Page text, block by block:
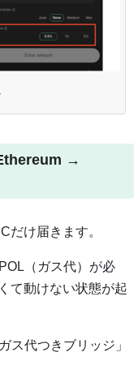
→
だけ届きます。
（ガス代）が必
て動けない状態が起
ス代つきブリッジ」